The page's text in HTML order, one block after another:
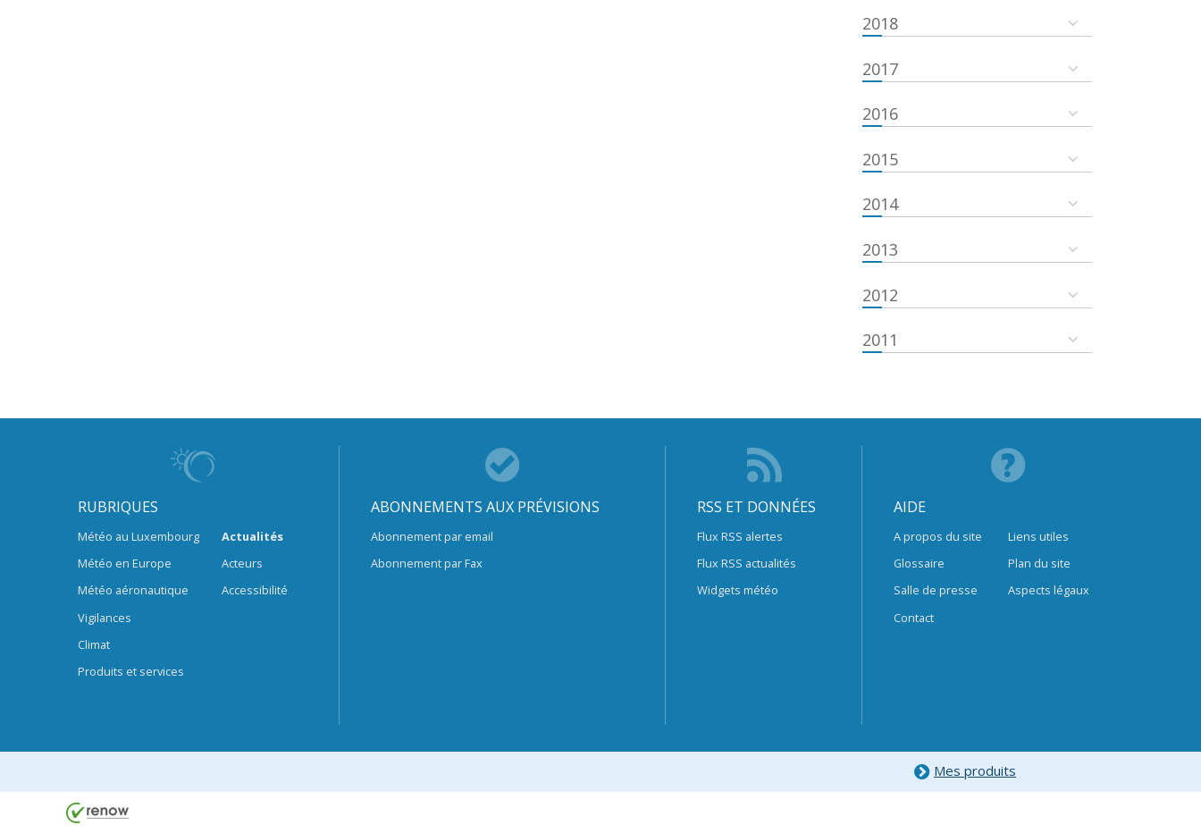
2018
2017
2016
2015
2014
2013
2012
2011
RUBRIQUES
Météo au Luxembourg
Météo en Europe
Météo aéronautique
Vigilances
Climat
Produits et services
Actualités
Acteurs
Accessibilité
ABONNEMENTS AUX PRÉVISIONS
Abonnement par email
Abonnement par Fax
RSS ET DONNÉES
Flux RSS alertes
Flux RSS actualités
Widgets météo
AIDE
A propos du site
Glossaire
Salle de presse
Contact
Liens utiles
Plan du site
Aspects légaux
Mes produits